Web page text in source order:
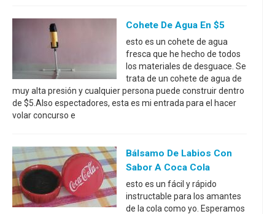
Cohete De Agua En $5
esto es un cohete de agua
fresca que he hecho de todos
los materiales de desguace. Se
trata de un cohete de agua de
muy alta presión y cualquier persona puede construir dentro
de $5.Also espectadores, esta es mi entrada para el hacer
volar concurso e
Bálsamo De Labios Con
Sabor A Coca Cola
esto es un fácil y rápido
instructable para los amantes
de la cola como yo. Esperamos